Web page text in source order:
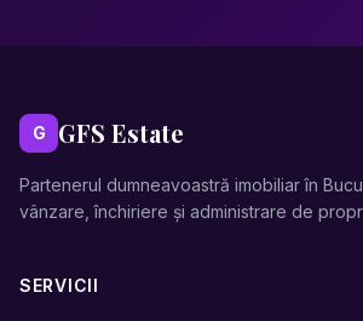
G GFS Estate
Partenerul dumneavoastră imobiliar în
vânzare, închiriere și administrare de
SERVICII